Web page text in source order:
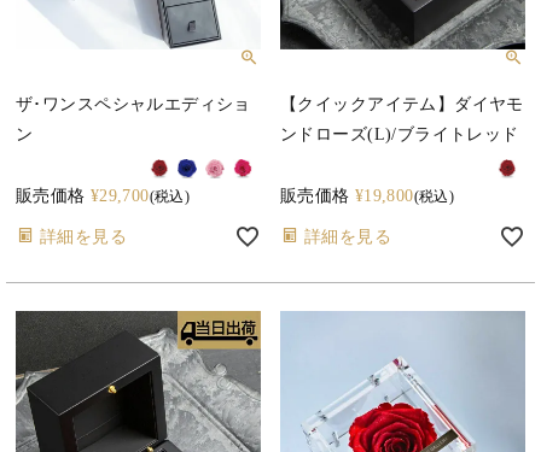
ザ･ワンスペシャルエディショ
ン
販売価格 ¥29,700 税込
詳細を見る
【クイックアイテム】ダイヤモ
ンドローズ(L)/ブライトレッド
販売価格 ¥19,800 税込
詳細を見る